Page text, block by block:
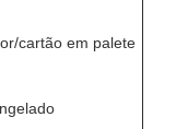
cartão em palete